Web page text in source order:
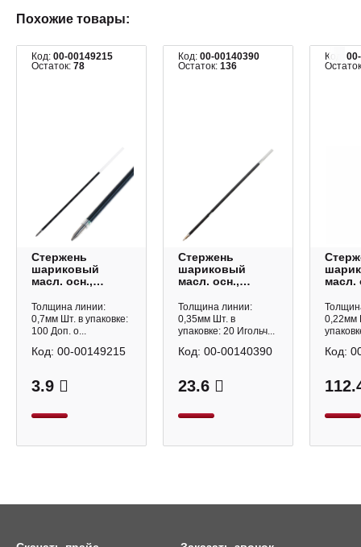
Похожие товары:
Код: 00-00149215
Остаток: 78
Стержень
шариковый
масл. осн.,
0,7мм 4064514
Calligrata
Толщина линии:
0,7мм Шт. в упаковке:
100 Доп. о...
3.9
Код: 00-00149215
Код: 00-00140390
Остаток: 136
Стержень
шариковый
масл. осн.,
107мм, игольч.,
0,7мм 170291
Brauberg
Толщина линии:
0,35мм Шт. в
упаковке: 20 Игольч...
23.6
Код: 00-00140390
Код:
масл.
0,7мм
0,22мм
Код: